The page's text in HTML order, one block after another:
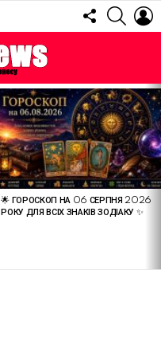
FOLLOW
US
🌟 ГОРОСКОП НА 06 СЕРПНЯ 2026
РОКУ ДЛЯ ВСІХ ЗНАКІВ ЗОДІАКУ ✨